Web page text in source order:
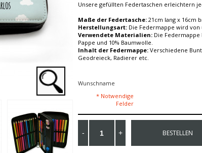
Unsere gefüllten Federtaschen erleichtern
Maße der Federtasche: 21cm lang x 16cm
Herstellungsart: Die Federmappe wird von
Verwendete Materialien: Die Federmappe
Pappe und 10% Baumwolle.
Inhalt der Federmappe: Verschiedene
Geodreieck, Radierer etc.
Wunschname
* Notwendige
Felder
BESTELLEN